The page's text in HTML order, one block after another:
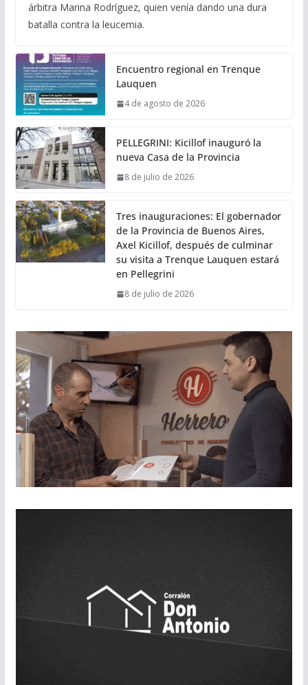
árbitra Marina Rodríguez, quien venía dando una dura
batalla contra la leucemia.
Encuentro regional en Trenque
Lauquen
4 de agosto de 2026
PELLEGRINI: Kicillof inauguró la
nueva Casa de la Provincia
8 de julio de 2026
Tres inauguraciones: El gobernador
de la Provincia de Buenos Aires,
Axel Kicillof, después de culminar
su visita a Trenque Lauquen estará
en Pellegrini
8 de julio de 2026